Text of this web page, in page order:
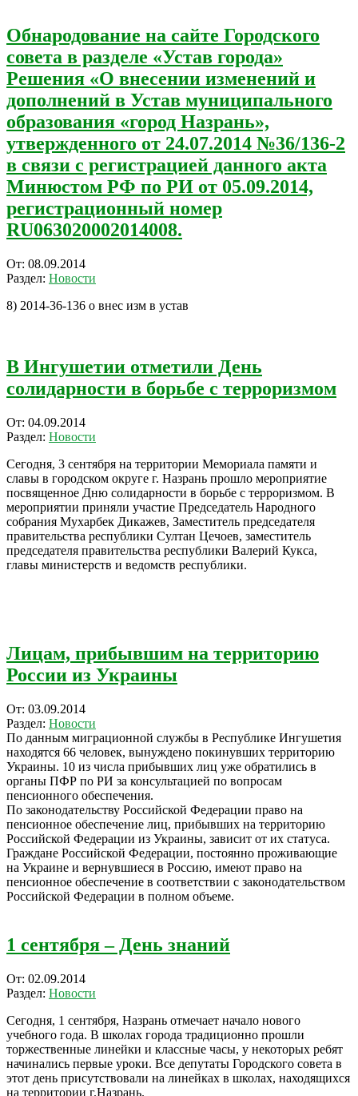
Обнародование на сайте Городского
совета в разделе «Устав города»
Решения «О внесении изменений и
дополнений в Устав муниципального
образования «город Назрань»,
утвержденного от 24.07.2014 №36/136-2
в связи с регистрацией данного акта
Минюстом РФ по РИ от 05.09.2014,
регистрационный номер
RU063020002014008.
2014-
09-
От: 08.09.2014
Раздел: Новости
8) 2014-36-136 о внес изм в устав
В Ингушетии отметили День
солидарности в борьбе с терроризмом
2014-
09-
От: 04.09.2014
Раздел: Новости
Сегодня, 3 сентября на территории Мемориала памяти и
славы в городском округе г. Назрань прошло мероприятие
посвященное Дню солидарности в борьбе с терроризмом. В
мероприятии приняли участие Председатель Народного
собрания Мухарбек Дикажев, Заместитель председателя
правительства республики Султан Цечоев, заместитель
председателя правительства республики Валерий Кукса,
главы министерств и ведомств республики.
Лицам, прибывшим на территорию
России из Украины
2014-
09-
03
От: 03.09.2014
Раздел: Новости
По данным миграционной службы в Республике Ингушетия
находятся 66 человек, вынуждено покинувших территорию
Украины. 10 из числа прибывших лиц уже обратились в
органы ПФР по РИ за консультацией по вопросам
пенсионного обеспечения.
По законодательству Российской Федерации право на
пенсионное обеспечение лиц, прибывших на территорию
Российской Федерации из Украины, зависит от их статуса.
Граждане Российской Федерации, постоянно проживающие
на Украине и вернувшиеся в Россию, имеют право на
пенсионное обеспечение в соответствии с законодательством
Российской Федерации в полном объеме.
1 сентября – День знаний
2014-
09-
От: 02.09.2014
Раздел: Новости
Сегодня, 1 сентября, Назрань отмечает начало нового
учебного года. В школах города традиционно прошли
торжественные линейки и классные часы, у некоторых ребят
начинались первые уроки. Все депутаты Городского совета в
этот день присутствовали на линейках в школах, находящихся
на территории г.Назрань.